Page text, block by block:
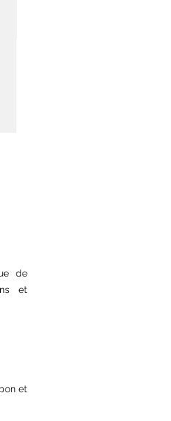
de
et
et